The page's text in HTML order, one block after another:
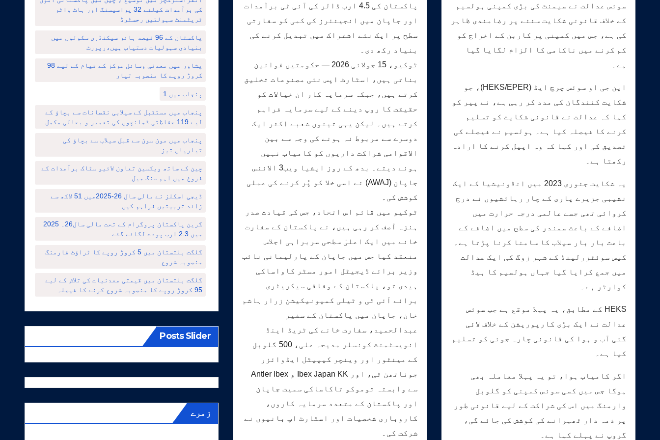
سوئس عدالت نے سیمنٹ کی بڑی کمپنی ہولسیم
کے خلاف قانونی شکایت سننے پر رضامندی ظاہر
کی ہے، جس میں کمپنی پر کاربن کے اخراج کو
کم کرنے میں ناکامی کا الزام لگایا گیا
ہے۔
این جی او سوئس چرچ ایڈ (HEKS/EPER)، جو
شکایت کنندگان کی مدد کر رہی ہے، نے پیر کو
کہا کہ عدالت نے قانونی شکایت کو تسلیم
کرنے کا فیصلہ کیا ہے۔ ہولسیم نے فیصلے کی
تصدیق کی اور کہا کہ وہ اپیل کرنے کا ارادہ
رکھتا ہے۔
یہ شکایت جنوری 2023 میں انڈونیشیا کے ایک
نشیبی جزیرے پاری کے چار رہائشیوں نے درج
کروائی تھی جسے عالمی درجہ حرارت میں
اضافے کے باعث سمندر کی سطح میں اضافے کے
باعث بار بار سیلاب کا سامنا کرنا پڑتا ہے۔
کیس سوئٹزرلینڈ کے شہر زوگ کی ایک عدالت
میں جمع کرایا گیا جہاں ہولسیم کا ہیڈ
کوارٹر ہے۔
HEKS کے مطابق، یہ پہلا موقع ہے جب سوئس
عدالت نے ایک بڑی کارپوریشن کے خلاف لائی
گئی آب و ہوا کی قانونی چارہ جوئی کو تسلیم
کیا ہے۔
اگر کامیاب ہوا، تو یہ پہلا معاملہ بھی
ہوگا جس میں کسی سوئس کمپنی کو گلوبل
وارمنگ میں اس کی شراکت کے لیے قانونی طور
پر ذمہ دار ٹھہرانے کی کوشش کی جائے گی،
گروپ نے پہلے کہا ہے۔
پاکستان کی 4.5 ارب ڈالر کی آئی ٹی برآمدات
اور جاپان میں انجینئرز کی کمی کو سفارتی
سطح پر ایک نئے اشتراک میں تبدیل کرنے کی
بنیاد رکھ دی۔
ٹوکیو، 15 جولائی 2026 — حکومتیں قوانین
بناتی ہیں، اسٹارٹ اپس نئی مصنوعات تخلیق
کرتے ہیں، جبکہ سرمایہ کار ان خیالات کو
حقیقت کا روپ دینے کے لیے سرمایہ فراہم
کرتے ہیں۔ لیکن یہی تینوں شعبے اکثر ایک
دوسرے سے مربوط نہ ہونے کی وجہ سے بین
الاقوامی شراکت داریوں کو کامیاب نہیں
ہونے دیتے۔ بدھ کے روز ایشیا ویب3 الائنس
جاپان (AWAJ) نے اسی خلا کو پُر کرنے کی عملی
کوشش کی۔
ٹوکیو میں قائم اس اتحاد، جس کی قیادت صدر
ہنزہ آصف کر رہی ہیں، نے پاکستان کے سفارت
خانے میں ایک اعلیٰ سطحی سربراہی اجلاس
منعقد کیا جس میں جاپان کے پارلیمانی نائب
وزیر برائے ڈیجیٹل امور مسٹر کاواساکی
ہیدی تو، پاکستان کے وفاقی سیکریٹری
برائے آئی ٹی و ٹیلی کمیونیکیشن زرار ہاشم
خان، جاپان میں پاکستان کے سفیر
عبدالحمید، سفارت خانے کی ٹریڈ اینڈ
انویسٹمنٹ کونسلر مدیحہ علی، 500 گلوبل
کے مینٹور اور وینچر کیپیٹل ایڈوائزر
جوناتھن ٹی، اور Ibex Japan KK و Antler Ibex
سے وابستہ توموکو تاکاساکی سمیت جاپان
اور پاکستان کے متعدد سرمایہ کاروں،
کاروباری شخصیات اور اسٹارٹ اپ بانیوں نے
شرکت کی۔
کی برآمدات کیلئے 32 پراسیسنگ اور ہاٹ واٹر
ٹریٹمنٹ سہولتیں رجسٹرڈ
پاکستان کے 96 فیصد ہائر سیکنڈری سکولوں میں
بنیادی سہولیات دستیاب ہیں،رپورٹ
پشاور میں معدنی وسائل مرکز کے قیام کے لیے 98
کروڑ روپے کا منصوبہ تیار
پنجاب میں 1
پنجاب میں مستقبل کے سیلابی نقصانات سے بچاؤ کے
لیے 119 حفاظتی ڈھانچوں کی تعمیر و بحالی مکمل
پنجاب میں مون سون سے قبل سیلاب سے بچاؤ کی
تیاریاں تیز
چین کے ساتھ ویکسین تعاون لائیو سٹاک برآمدات کے
فروغ میں اہم سنگ میل
ڈیجی اسکلز نے مالی سال 26-2025میں 51 لاکھ سے
زائد تربیتیں فراہم کیں
گرین پاکستان پروگرام کے تحت مالی سال26۔ 2025
میں 2.3 ارب پودے لگائے گئے
گلگت بلتستان میں 5 کروڑ روپے کا ٹراؤٹ فارمنگ
منصوبہ شروع
گلگت بلتستان میں قیمتی معدنیات کی تلاش کے لیے
95 کروڑ روپے کا منصوبہ شروع کرنے کا فیصلہ
Posts Slider
زمرے